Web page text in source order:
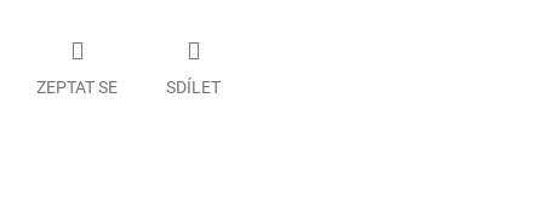
ZEPTAT SE SDÍLET